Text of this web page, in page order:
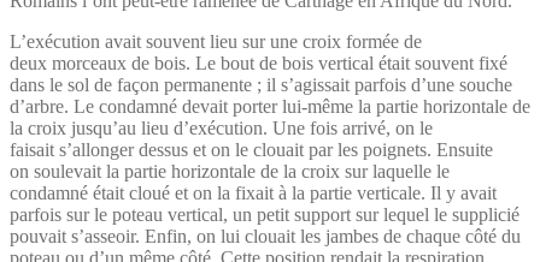
L’exécution avait souvent lieu sur une croix formée de
deux morceaux de bois. Le bout de bois vertical était souvent fixé
dans le sol de façon permanente ; il s’agissait parfois d’une souche
d’arbre. Le condamné devait porter lui-même la partie horizontale de
la croix jusqu’au lieu d’exécution. Une fois arrivé, on le
faisait s’allonger dessus et on le clouait par les poignets. Ensuite
on soulevait la partie horizontale de la croix sur laquelle le
condamné était cloué et on la fixait à la partie verticale. Il y avait
parfois sur le poteau vertical, un petit support sur lequel le supplicié
pouvait s’asseoir. Enfin, on lui clouait les jambes de chaque côté du
poteau ou d’un même côté. Cette position rendait la respiration